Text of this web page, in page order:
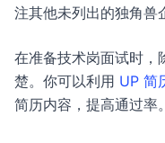
注其他未列出的独角兽
在准备技术岗面试时，
楚。你可以利用 UP 简
简历内容，提高通过率。